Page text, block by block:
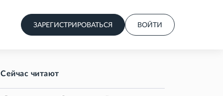
ЗАРЕГИСТРИРОВАТЬСЯ ВОЙТИ
Сейчас читают